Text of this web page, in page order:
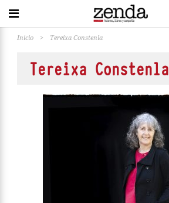
Inicio > Tereixa Constenla
Tereixa Constenla